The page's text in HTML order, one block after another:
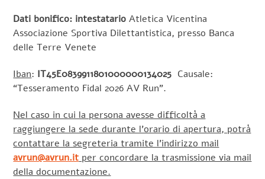
Dati bonifico: intestatarioAtletica Vicentina
Associazione Sportiva Dilettantistica, presso Banca
delle Terre Venete
Iban: IT45E0839911801000000134025 Causale:
“Tesseramento Fidal 2026 AV Run”.
Nel caso in cui la persona avesse difficoltà a
raggiungere la sede durante l’orario di apertura, potrà
contattare la segreteria tramite l’indirizzo mail
avrun@avrun.it per concordare la trasmissione via mail
della documentazione.